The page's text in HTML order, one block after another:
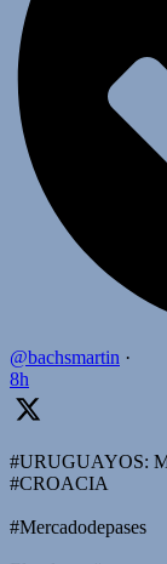
@bachsmartin ·
8h
#URUGUAYOS:
#CROACIA
#Mercadodepases